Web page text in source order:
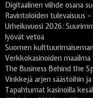
Digitaalinen viihde osana
Ravintoloiden tulevaisuus
Urheiluvuosi 2026:
lyövät vetoa
Suomen
Verkkokasinoiden maailma
The Business Behind the
Vinkkejä arjen säästöihin
Tapahtumat kasinoilla